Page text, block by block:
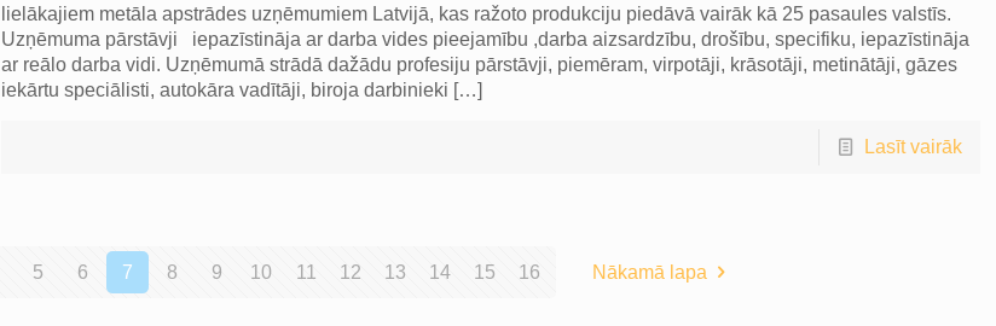
lielākajiem metāla apstrādes uzņēmumiem Latvijā, kas ražoto produkciju piedāvā vairāk kā 25 pasaules valstīs.
Uzņēmuma pārstāvji iepazīstināja ar darba vides pieejamību ,darba aizsardzību, drošību, specifiku, iepazīstināja
ar reālo darba vidi. Uzņēmumā strādā dažādu profesiju pārstāvji, piemēram, virpotāji, krāsotāji, metinātāji, gāzes
iekārtu speciālisti, autokāra vadītāji, biroja darbinieki […]
Lasīt vairāk
5 6 7 8 9 10 11 12 13 14 15 16 Nākamā lapa